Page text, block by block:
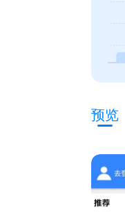
预览